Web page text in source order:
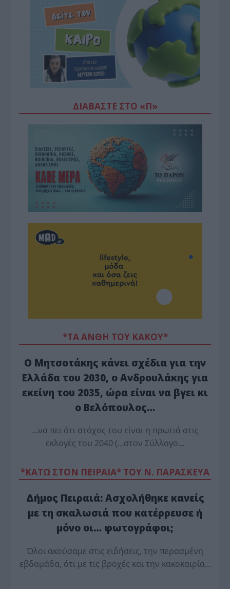
ΔΙΑΒΆΣΤΕ ΣΤΟ «Π»
*ΤΑ ΆΝΘΗ ΤΟΥ ΚΑΚΟΎ*
Ο Μητσοτάκης κάνει σχέδια για την
Ελλάδα του 2030, ο Ανδρουλάκης για
εκείνη του 2035, ώρα είναι να βγει κι
ο Βελόπουλος…
…να πει ότι στόχος του είναι η πρωτιά στις
εκλογές του 2040 (…στον Σύλλογο…
*ΚΑΤΩ ΣΤΟΝ ΠΕΙΡΑΙΑ* ΤΟΥ Ν. ΠΑΡΑΣΚΕΥΑ
Δήμος Πειραιά: Ασχολήθηκε κανείς
με τη σκαλωσιά που κατέρρευσε ή
μόνο οι… φωτογράφοι;
Όλοι ακούσαμε στις ειδήσεις, την περασμένη
εβδομάδα, ότι με τις βροχές και την κακοκαιρία…